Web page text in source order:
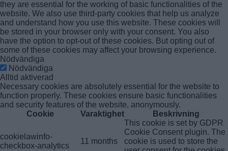
they are essential for the working of basic functionalities of the
website. We also use third-party cookies that help us analyze
and understand how you use this website. These cookies will
be stored in your browser only with your consent. You also
have the option to opt-out of these cookies. But opting out of
some of these cookies may affect your browsing experience.
Nödvändiga
Nödvändiga
Alltid aktiverad
Necessary cookies are absolutely essential for the website to
function properly. These cookies ensure basic functionalities
and security features of the website, anonymously.
Cookie
Varaktighet Beskrivning
cookielawinfo-
checkbox-analytics
11 months
This cookie is set by GDPR
Cookie Consent plugin. The
cookie is used to store the